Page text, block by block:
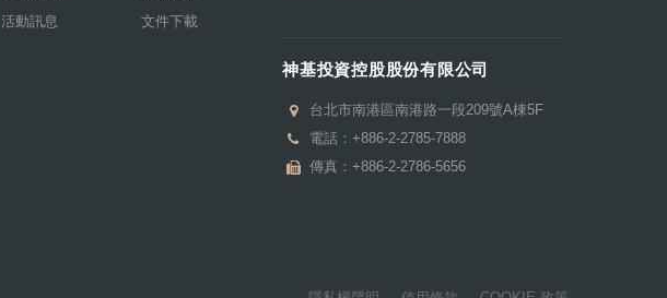
活動訊息
文件下載
神基投資控股股份有限公司
台北市南港區南港路一段209號A棟5F
電話： +886-2-2785-7888
傳真：+886-2-2786-5656